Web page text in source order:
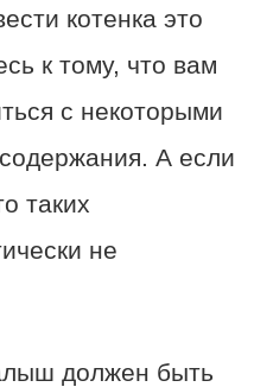
котенка это
к тому, что вам
с некоторыми
А если
таких
не
должен быть